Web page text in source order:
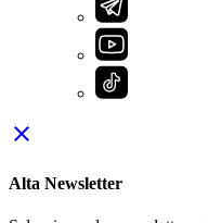
close
Alta Newsletter